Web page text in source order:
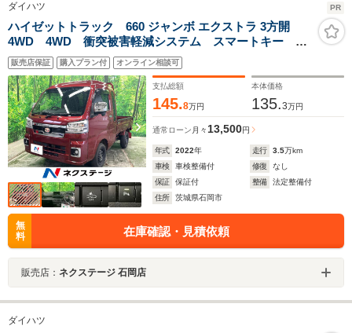
ダイハツ PR
ハイゼットトラック 660 ジャンボ エクストラ 3方開
4WD 4WD 衝突被害軽減システム スマートキー
LEDヘッド ETC オートライト LEDフォグ
販売店保証 購入プラン付 オンライン相談可
支払総額
145.8万円
本体価格
135.3万円
通常ローン 月々13,500円
年式 2022年 走行 3.5万km
車検
車検整備付 修復
なし
保証
保証付 整備
法定整備付
住所
茨城県石岡市
無
料
在庫確認・見積依頼
販売店： ネクステージ 石岡店
ダイハツ